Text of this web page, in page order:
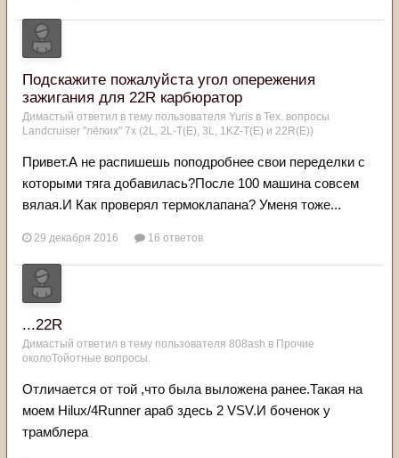
Подскажите пожалуйста угол опережения
зажигания для 22R карбюратор
Димастый ответил в тему пользователя Yuris в Тех. вопросы
Landcruiser "лёгких" 7x (2L, 2L-T(Е), 3L, 1KZ-T(E) и 22R(Е))
Привет.А не распишешь поподробнее свои переделки с
которыми тяга добавилась?После 100 машина совсем
вялая.И Как проверял термоклапана? Уменя тоже...
29 декабря 2016 16 ответов
...22R
Димастый ответил в тему пользователя 808ash в Прочие
околоТойотные вопросы.
Отличается от той ,что была выложена ранее.Такая на
моем Hilux/4Runner араб здесь 2 VSV.И боченок у
трамблера